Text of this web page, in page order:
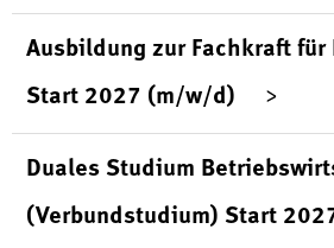
Ausbildung zur Fachkraft
Start 2027 (m/w/d)
Duales Studium
(Verbundstudium) Start